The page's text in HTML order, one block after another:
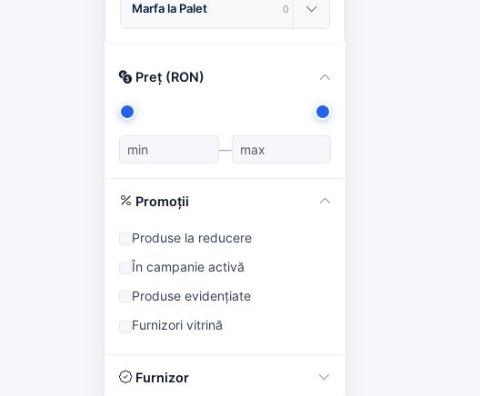
Marfa la Palet 0
Preț (RON)
—
Promoții
Produse la reducere
În campanie activă
Produse evidențiate
Furnizori vitrină
Furnizor